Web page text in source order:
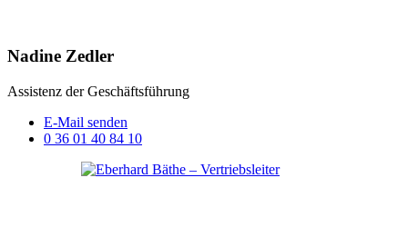
Nadine Zedler
Assistenz der Geschäftsführung
E-Mail senden
0 36 01 40 84 10